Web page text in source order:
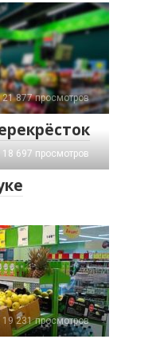
21 877 просмотров
18 697 просмотров
19 231 просмотров